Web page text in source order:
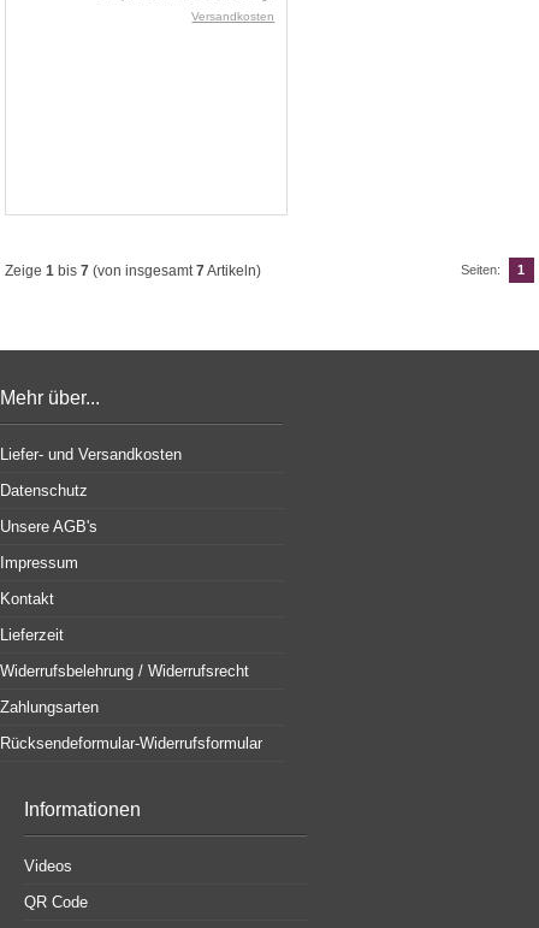
Versandkosten
Zeige1 bis7 (von insgesamt7Artikeln) Seiten: 1
Mehr über...
Liefer- und Versandkosten
Datenschutz
Unsere AGB's
Impressum
Kontakt
Lieferzeit
Widerrufsbelehrung / Widerrufsrecht
Zahlungsarten
Rücksendeformular-Widerrufsformular
Informationen
Videos
QR Code